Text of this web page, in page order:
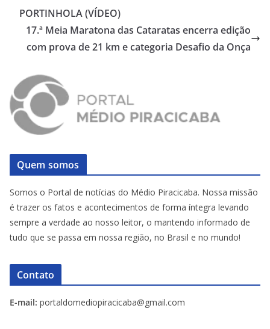
PORTINHOLA (VÍDEO)
17.ª Meia Maratona das Cataratas encerra edição
com prova de 21 km e categoria Desafio da Onça
Quem somos
Somos o Portal de notícias do Médio Piracicaba. Nossa missão
é trazer os fatos e acontecimentos de forma íntegra levando
sempre a verdade ao nosso leitor, o mantendo informado de
tudo que se passa em nossa região, no Brasil e no mundo!
Contato
E-mail: portaldomediopiracicaba@gmail.com